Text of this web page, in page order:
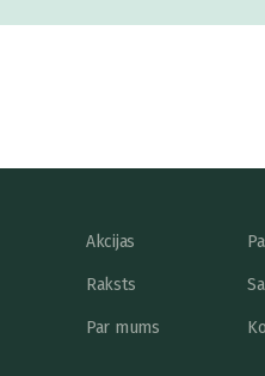
Akcijas
Raksts
Par mums